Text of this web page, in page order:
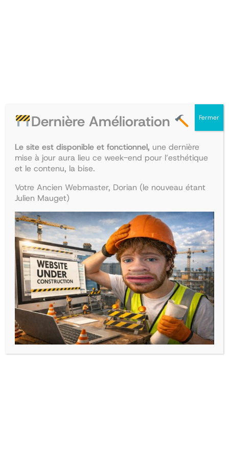
Internat
TEMPO ASSO
Facebook Instagram
Copyright © 2017-2026 | TEMPO ASSO – Confrérie
des Webmaster – Dorian Le Guillou
Dernière Amélioration
Le site est disponible et fonctionnel, une dernière
mise à jour aura lieu ce week-end pour l’esthétique
et le contenu, la bise.
Votre Ancien Webmaster, Dorian (le nouveau étant
Julien Mauget)
Fermer